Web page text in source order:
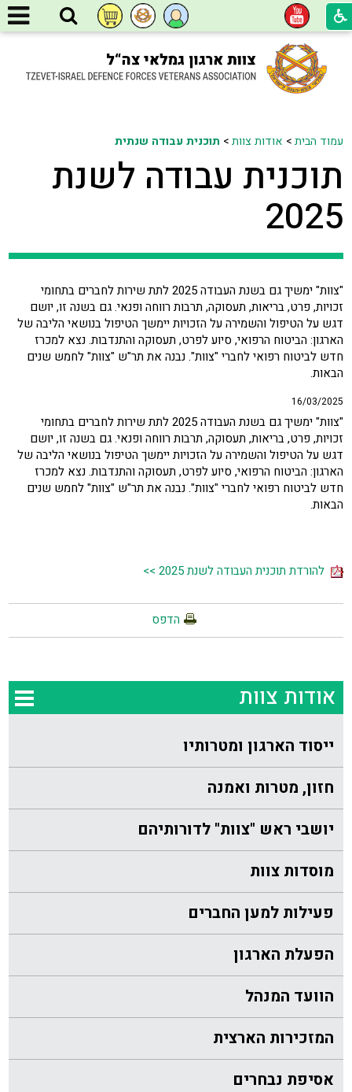
עמוד הבית> אודות צוות> תוכנית עבודה שנתית
תוכנית עבודה לשנת
2025
"צוות" ימשיך גם בשנת העבודה 2025 לתת שירות לחברים בתחומי
זכויות, פרט, בריאות, תעסוקה, תרבות רווחה ופנאי. גם בשנה זו, יושם
דגש על הטיפול והשמירה על הזכויות יימשך הטיפול בנושאי הליבה של
הארגון: הביטוח הרפואי, סיוע לפרט, תעסוקה והתנדבות. נצא למכרז
חדש לביטוח רפואי לחברי "צוות". נבנה את תר"ש "צוות" לחמש שנים
הבאות.
16/03/2025
"צוות" ימשיך גם בשנת העבודה 2025 לתת שירות לחברים בתחומי
זכויות, פרט, בריאות, תעסוקה, תרבות רווחה ופנאי. גם בשנה זו, יושם
דגש על הטיפול והשמירה על הזכויות יימשך הטיפול בנושאי הליבה של
הארגון: הביטוח הרפואי, סיוע לפרט, תעסוקה והתנדבות. נצא למכרז
חדש לביטוח רפואי לחברי "צוות". נבנה את תר"ש "צוות" לחמש שנים
הבאות.
להורדת תוכנית העבודה לשנת 2025 >>
הדפס
אודות צוות
ייסוד הארגון ומטרותיו
חזון, מטרות ואמנה
יושבי ראש "צוות" לדורותיהם
מוסדות צוות
פעילות למען החברים
הפעלת הארגון
הוועד המנהל
המזכירות הארצית
אסיפת נבחרים